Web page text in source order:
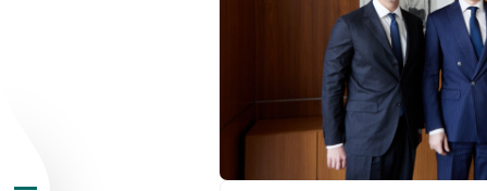
Продукция
Инвесторам
Устойчивое